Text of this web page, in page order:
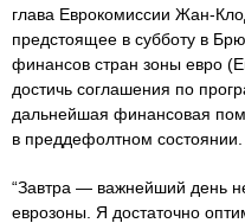
глава Еврокомиссии Жан-
предстоящее в субботу в
финансов стран зоны евро
достичь соглашения по
дальнейшая финансовая
в преддефолтном состоянии.
“Завтра — важнейший день
еврозоны. Я достаточно